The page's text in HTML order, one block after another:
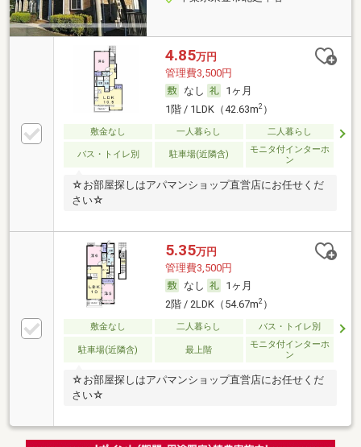
4.85万円
管理費3,500円
なし
1ヶ月
1階 / 1LDK（42.63m2）
敷金なし 一人暮らし 二人暮らし
バス・トイレ別 駐車場(近隣含)
モニタ付インターホ
ン
☆お部屋探しはアパマンショップ直営店にお任せくだ
さい☆
5.35万円
管理費3,500円
なし
1ヶ月
2階 / 2LDK（54.67m2）
敷金なし 二人暮らし バス・トイレ別
駐車場(近隣含) 最上階
モニタ付インターホ
ン
☆お部屋探しはアパマンショップ直営店にお任せくだ
さい☆